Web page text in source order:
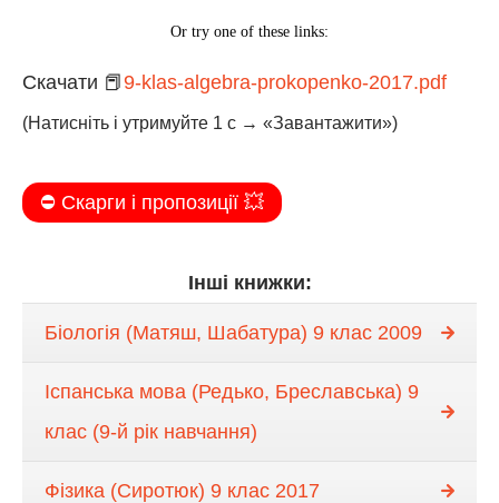
Скачати 📕9-klas-algebra-prokopenko-2017.pdf
(Натисніть і утримуйте 1 с → «Завантажити»)
⛔️ Скарги і пропозиції 💥
Інші книжки:
Біологія (Матяш, Шабатура) 9 клас 2009
Іспанська мова (Редько, Бреславська) 9
клас (9-й рік навчання)
Фізика (Сиротюк) 9 клас 2017